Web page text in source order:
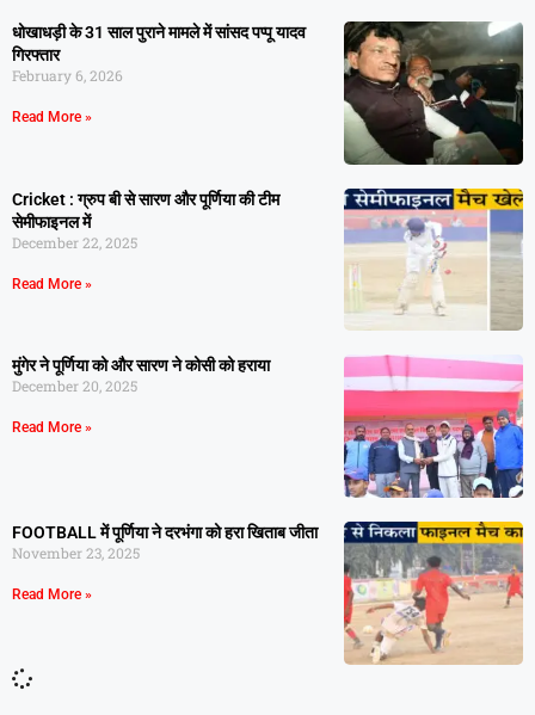
धोखाधड़ी के 31 साल पुराने मामले में सांसद पप्पू यादव
गिरफ्तार
February 6, 2026
Read More »
Cricket : ग्रुप बी से सारण और पूर्णिया की टीम
सेमीफाइनल में
December 22, 2025
Read More »
मुंगेर ने पूर्णिया को और सारण ने कोसी को हराया
December 20, 2025
Read More »
FOOTBALL में पूर्णिया ने दरभंगा को हरा खिताब जीता
November 23, 2025
Read More »